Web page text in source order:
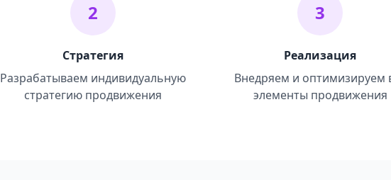
2
Стратегия
Разрабатываем индивидуальную
стратегию продвижения
3
Реализация
Внедряем и оптимизируем
элементы продвижения